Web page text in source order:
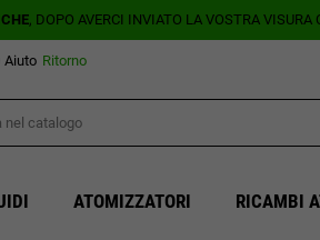
, DOPO AVERCI INVIATO LA VOSTRA
Aiuto Ritorno
ATOMIZZATORI RICAMBI